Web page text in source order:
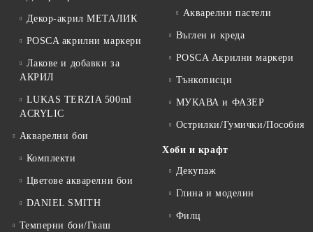
Декор-акрил МЕТАЛИК
POSCA акрилни маркери
Лакове и добавки за
АКРИЛ
LUKAS TERZIA 500ml
ACRYLIC
Акварелни бои
Комплекти
Цветове акварелни бои
DANIEL SMITH
Темперни бои/Гваш
Акварелни пастели
Въглен и креда
POSCA Акрилни маркери
Тънкописци
МУКАВА и ФАЗЕР
Острилки/Гумички/Пособия
Хоби и крафт
Декупаж
Глина и моделин
Филц